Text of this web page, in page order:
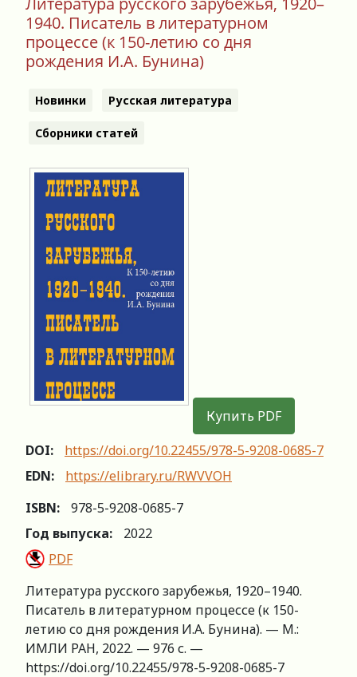
1940. Писатель в литературном
процессе (к 150-летию со дня
рождения И.А. Бунина)
Новинки Русская литература
Сборники статей
Купить PDF
DOI:
https://doi.org/10.22455/978-5-9208-0685-7
EDN:
https://elibrary.ru/RWVVOH
ISBN:
978-5-9208-0685-7
Год выпуска:
2022
PDF
Литература русского зарубежья, 1920–1940.
Писатель в литературном процессе (к 150-
летию со дня рождения И.А. Бунина). — М.:
ИМЛИ РАН, 2022. — 976 с. —
https://doi.org/10.22455/978-5-9208-0685-7